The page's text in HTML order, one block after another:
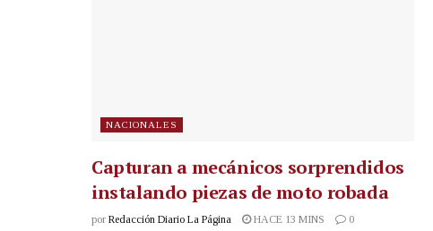
NACIONALES
Capturan a mecánicos sorprendidos
instalando piezas de moto robada
por Redacción Diario La Página HACE 13 MINS 0